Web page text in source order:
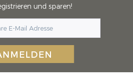
und sparen!